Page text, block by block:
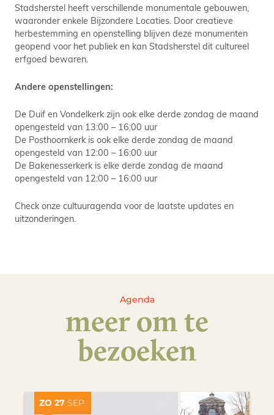
Stadsherstel heeft verschillende monumentale gebouwen,
waaronder enkele Bijzondere Locaties. Door creatieve
herbestemming en openstelling blijven deze monumenten
geopend voor het publiek en kan Stadsherstel dit cultureel
erfgoed bewaren.
Andere openstellingen:
De Duif en Vondelkerk zijn ook elke derde zondag de maand
opengesteld van 13:00 – 16:00 uur
De Posthoornkerk is ook elke derde zondag de maand
opengesteld van 12:00 – 16:00 uur
De Bakenesserkerk is elke derde zondag de maand
opengesteld van 12:00 – 16:00 uur
Check onze cultuuragenda voor de laatste updates en
uitzonderingen.
Agenda
meer om te
bezoeken
ZO 27 SEP.